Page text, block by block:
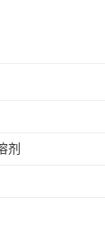
剂